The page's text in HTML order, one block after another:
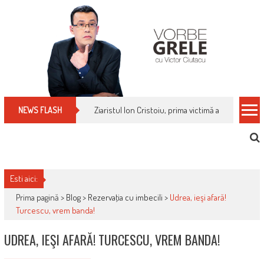
NEWS FLASH Ziaristul Ion Cristoiu, prima victimă a noi
Esti aici:
Prima pagină > Blog> Rezervaţia cu imbecili > Udrea, ieşi afară!
Turcescu, vrem banda!
UDREA, IEŞI AFARĂ! TURCESCU, VREM BANDA!